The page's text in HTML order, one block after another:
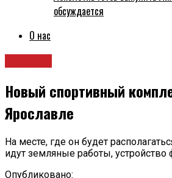
обсуждается
О нас
Новый спортивный
Ярославле
На месте, где он будет
идут земляные работы, устройство
Опубликовано: